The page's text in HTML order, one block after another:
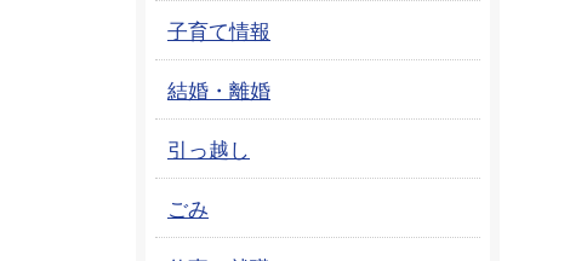
子育て情報
結婚・離婚
引っ越し
ごみ